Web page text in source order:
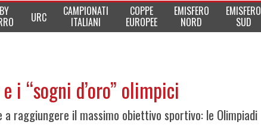
URC CAMPIONATI
ITALIANI
COPPE
EUROPEE
EMISFERO
NORD
EMISFERO
SUD
i “sogni d’oro” olimpici
a raggiungere il massimo obiettivo sportivo: le Olimpiadi